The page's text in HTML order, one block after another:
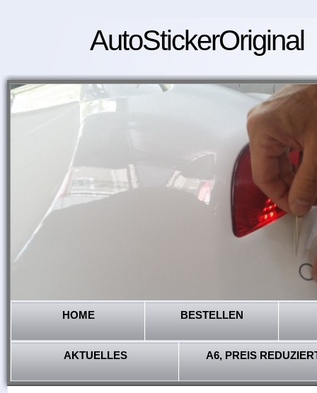
AutoStickerOriginal
HOME BESTELLEN
AKTUELLES A6, PREIS